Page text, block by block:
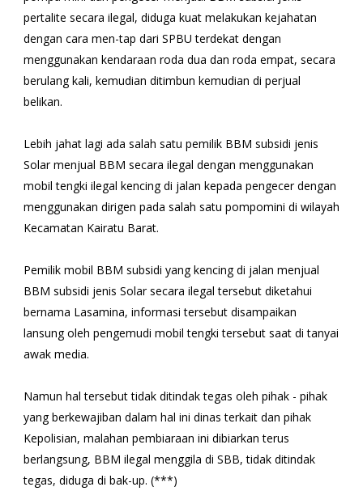
pertalite secara ilegal, diduga kuat melakukan kejahatan
dengan cara men-tap dari SPBU terdekat dengan
menggunakan kendaraan roda dua dan roda empat, secara
berulang kali, kemudian ditimbun kemudian di perjual
belikan.
Lebih jahat lagi ada salah satu pemilik BBM subsidi jenis
Solar menjual BBM secara ilegal dengan menggunakan
mobil tengki ilegal kencing di jalan kepada pengecer dengan
menggunakan dirigen pada salah satu pompomini di wilayah
Kecamatan Kairatu Barat.
Pemilik mobil BBM subsidi yang kencing di jalan menjual
BBM subsidi jenis Solar secara ilegal tersebut diketahui
bernama Lasamina, informasi tersebut disampaikan
lansung oleh pengemudi mobil tengki tersebut saat di tanyai
awak media.
Namun hal tersebut tidak ditindak tegas oleh pihak - pihak
yang berkewajiban dalam hal ini dinas terkait dan pihak
Kepolisian, malahan pembiaraan ini dibiarkan terus
berlangsung, BBM ilegal menggila di SBB, tidak ditindak
tegas, diduga di bak-up. (***)